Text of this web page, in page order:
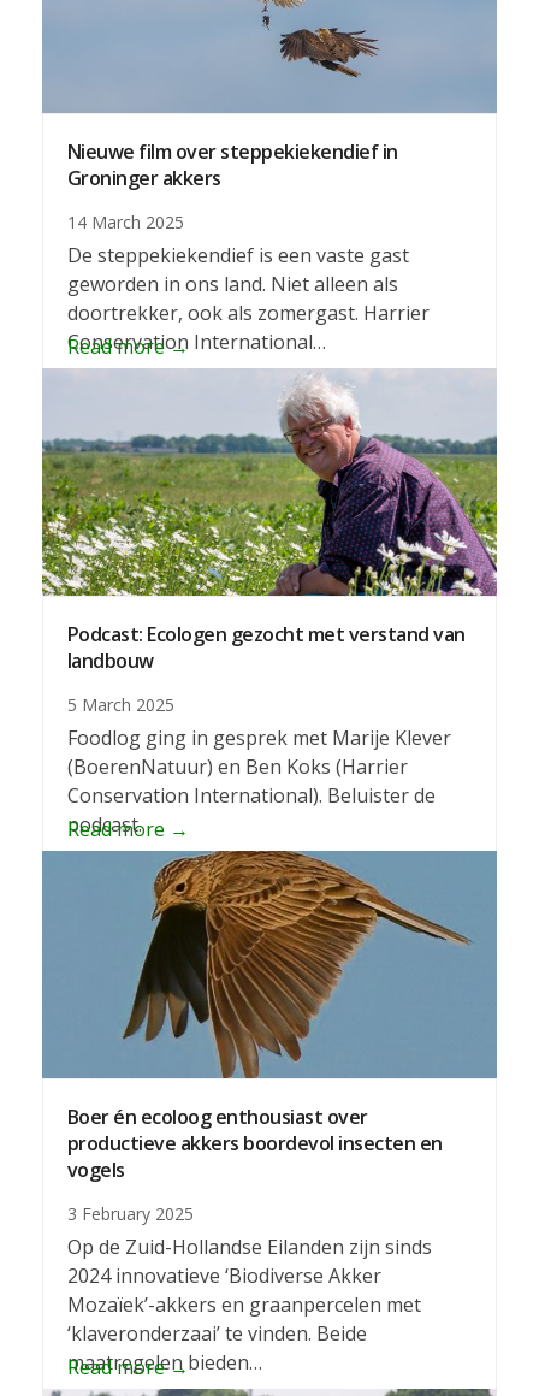
Nieuwe film over steppekiekendief in
Groninger akkers
14 March 2025
De steppekiekendief is een vaste gast
geworden in ons land. Niet alleen als
doortrekker, ook als zomergast. Harrier
Conservation International…
Read more→
Podcast: Ecologen gezocht met verstand van
landbouw
5 March 2025
Foodlog ging in gesprek met Marije Klever
(BoerenNatuur) en Ben Koks (Harrier
Conservation International). Beluister de
podcast.
Read more →
Boer én ecoloog enthousiast over
productieve akkers boordevol insecten en
vogels
3 February 2025
Op de Zuid-Hollandse Eilanden zijn sinds
2024 innovatieve ‘Biodiverse Akker
Mozaïek’-akkers en graanpercelen met
‘klaveronderzaai’ te vinden. Beide
maatregelen bieden…
Read more→